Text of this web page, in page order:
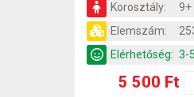
Korosztály:
Elemszám:
Elérhetőség: 3-
5 500 Ft